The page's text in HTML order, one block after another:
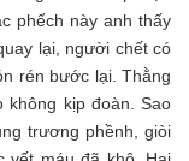
phếch này anh thấy
lại, người chết có
rén bước lại. Thằng
kịp đoàn. Sao
trương phềnh, giòi